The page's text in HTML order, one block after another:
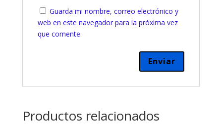
Guarda mi nombre, correo electrónico y
web en este navegador para la próxima vez
que comente.
Productos relacionados